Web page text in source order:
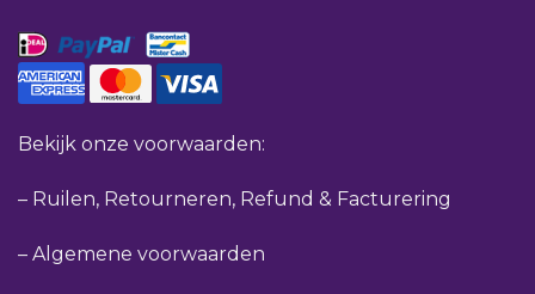
Bekijk onze voorwaarden:
– Ruilen, Retourneren, Refund & Facturering
– Algemene voorwaarden